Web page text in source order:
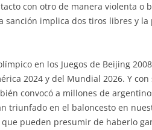
con otro de manera violenta o
sanción implica dos tiros libres y
en los Juegos de Beijing
2024 y del Mundial 2026. Y
convocó a millones de
triunfado en el baloncesto en
pueden presumir de haberlo